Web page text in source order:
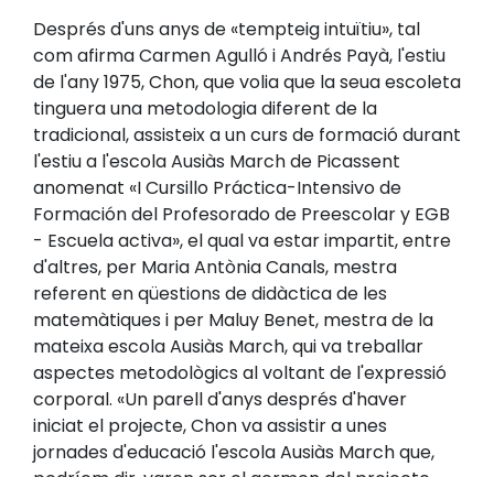
Després d'uns anys de «tempteig intuïtiu», tal
com afirma Carmen Agulló i Andrés Payà, l'estiu
de l'any 1975, Chon, que volia que la seua escoleta
tinguera una metodologia diferent de la
tradicional, assisteix a un curs de formació durant
l'estiu a l'escola Ausiàs March de Picassent
anomenat «I Cursillo Práctica-Intensivo de
Formación del Profesorado de Preescolar y EGB
- Escuela activa», el qual va estar impartit, entre
d'altres, per Maria Antònia Canals, mestra
referent en qüestions de didàctica de les
matemàtiques i per Maluy Benet, mestra de la
mateixa escola Ausiàs March, qui va treballar
aspectes metodològics al voltant de l'expressió
corporal. «Un parell d'anys després d'haver
iniciat el projecte, Chon va assistir a unes
jornades d'educació l'escola Ausiàs March que,